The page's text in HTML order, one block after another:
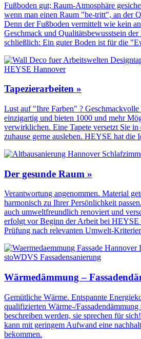
Fußboden gut; Raum-Atmosphäre
wenn man einen Raum "be-tritt", an der
Denn der Fuß­boden vermittelt wie kein
Geschmack und Qualitäts­bewusstsein
schließlich: Ein guter Boden ist für die
Tapezierarbeiten »
Lust auf "Ihre Farben" ? Geschmackvolle
einzigartig und bieten 1000 und mehr
verwirklichen. Eine Tapete versetzt Sie
zuhause gerne ausleben. HEYSE hat die
Der gesunde Raum »
Verantwortung angenommen. Material
harmonisch zu Ihrer Persönlichkeit
auch umweltfreundlich renoviert und
erfolgt vor Beginn der Arbeit bei HEYSE
Prüfung nach relevanten Umwelt-
Wärmedämmung –
Gemütliche Wärme. Entspannte
qualifizierten Wärme-/Fassadendämmung
beschreiben werden, sie sprechen für
kann mit geringem Aufwand eine
bekommen.